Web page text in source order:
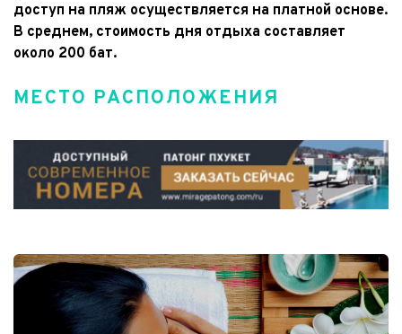
доступ на пляж осуществляется на платной основе.
В среднем, стоимость дня отдыха составляет
около 200 бат.
МЕСТО РАСПОЛОЖЕНИЯ